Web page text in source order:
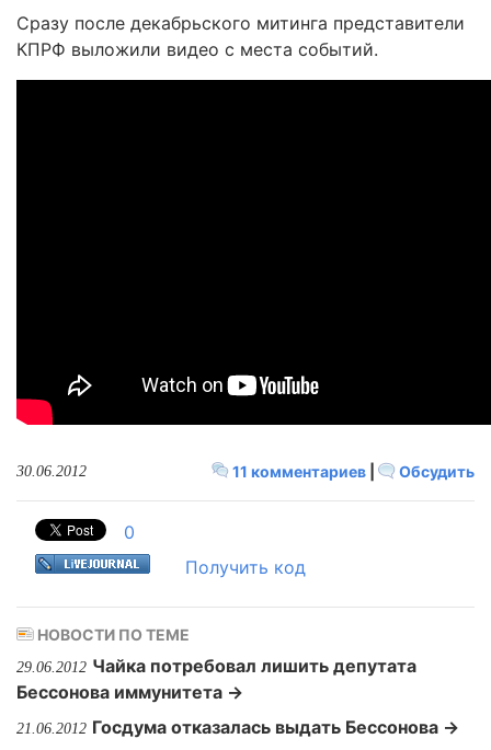
Сразу после декабрьского митинга представители
КПРФ выложили видео с места событий.
11 комментариев Обсудить
30.06.2012
0
Получить код
НОВОСТИ ПО ТЕМЕ
29.06.2012 Чайка потребовал лишить депутата
Бессонова иммунитета →
21.06.2012 Госдума отказалась выдать Бессонова →